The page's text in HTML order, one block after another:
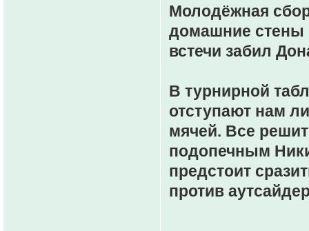
Молодёжная
домашние стены
встечи забил
В турнирной
отступают нам
мячей. Все
подопечным
предстоит
против